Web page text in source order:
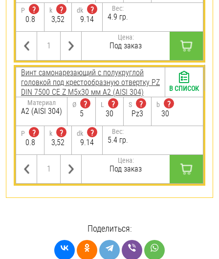
P
?
0.8
k
?
3,52
dk
?
9.14
Вес:
4.9 гр.
Цена:
Под заказ
Винт самонарезающий c полукруглой
головкой под крестообразную отвертку PZ
DIN 7500 CE Z М5х30 мм А2 (AISI 304)
Материал
А2 (AISI 304)
Ø
?
5
L
?
30
S
?
Pz3
b
?
30
P
?
0.8
k
?
3,52
dk
?
9.14
Вес:
5.4 гр.
Цена:
Под заказ
В СПИСОК
Поделиться: